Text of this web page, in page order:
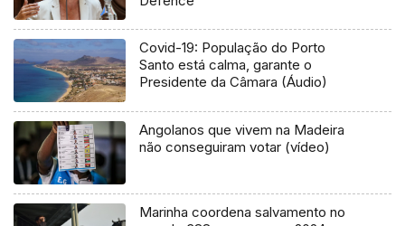
Covid-19: População do Porto
Santo está calma, garante o
Presidente da Câmara (Áudio)
Angolanos que vivem na Madeira
não conseguiram votar (vídeo)
Marinha coordena salvamento no